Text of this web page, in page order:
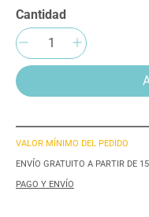
Cantidad
Cantidad del
VALOR MÍNIMO DEL PEDIDO
ENVÍO GRATUITO A PARTIR DE
PAGO Y ENVÍO